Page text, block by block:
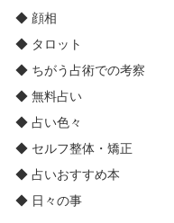
◆ 顔相
◆ タロット
◆ ちがう占術での考察
◆ 無料占い
◆ 占い色々
◆ セルフ整体・矯正
◆ 占いおすすめ本
◆ 日々の事